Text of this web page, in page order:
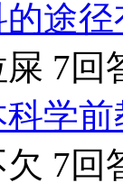
途
7回
学
7回